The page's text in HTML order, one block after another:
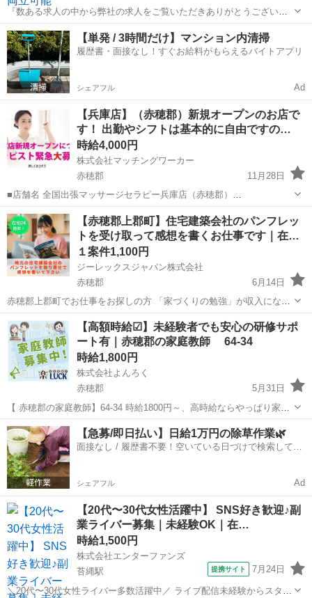
『数ある求人の中から弊社の求人をご覧いただきありがとうございま
す!!』 全国に様々な求人を取り扱っておりご希望条件やご状況に応じ
てマッチしそうな求人をご案内いたします!! 応募前に相談だけしてみ
たい方やどんな求人があるか...
兵庫 赤穂郡 工場 時給
【単発 / 3時間だけ】マンション内清掃
履歴書・面接なし！すぐお給料がもらえるバイトアプリ
シェアフル Ad
【兵庫店】（赤穂郡）新規オープンのお店で
す！ 出勤やシフトは基本的に自由ですの…
時給4,000円
株式会社マッチングワーカー
赤穂郡
11月28日
■店舗名 全国出張マッサージセラピー兵庫店（赤穂郡）
https://massageserapijapan.wixsite.com/hyogo ■業種 出張マッサージ
■仕事内容 各派遣エリアのお客様の...
兵庫 赤穂郡 マッサージ 居場所
【赤穂郡上郡町】住宅建築会社のパンフレッ
トを受け取って感想を書くお仕事です｜在…
１案件1,100円
ジーレックスジャパン株式会社
赤穂郡
6月14日
赤穂郡上郡町でお仕事をお探しの方 「家づくりの勉強」が収入になる
お仕事、始めませんか？ 「そろそろマイホームを考えたい…」 「で
も、何から始めればいいか分からない…」 そんなあなたにピッタリの
お仕事です。 ...
兵庫 赤穂郡 その他 地元
【高額時給☑】未経験者でも安心の研修サポ
ート有｜赤穂郡の家庭教師 64-34
時給1,800円
株式会社よんろく
赤穂郡
5月31日
【 赤穂郡の家庭教師】64-34 時給1800円～、高時給ならやっぱり家庭
教師📕 短期、週1×1h～OK!未経験でも問題なし サポート体制バッチ
リ!まずはご登録を🔎 今、人気上昇中の家庭教師グループです 一緒
に...
兵庫 赤穂郡 家庭教師 時給
【急募/即日払い】日給1万円の除草作業🌿
面接なし / 履歴書不要！空いている日づけで検索して即
シェアフル Ad
【20代〜30代女性活躍中】 SNS好き歓迎♪副
業ライバー募集｜未経験OK｜在…
時給1,500円
株式会社エンターファンズ
苔縄駅
提携サイト 7月24日
＼20代〜30代女性ライバー多数活躍中／ ライブ配信未経験からスター